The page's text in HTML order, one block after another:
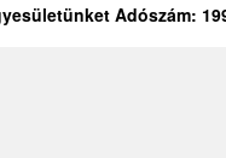
Adószám: